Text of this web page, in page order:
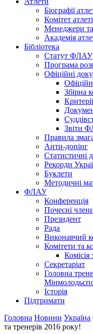
Біографії
Комітет
Менеджери та
Академія
Бібліотека
Статут ФЛАУ
Програма
Офіційні
Збірна
Звіти
Правила
Анти-допінг
Статистичні
Рекорди
Буклети
Методичні
ФЛАУ
Конференція
Почесні
Президент
Рада
Виконавчий
Комітети та
Комісія
Секретаріат
Головна
Історія
Підтримати
Головна Новини Україна
та тренерів 2016 року!